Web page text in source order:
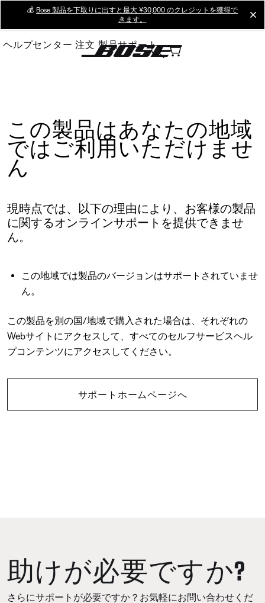
Main
💰 Bose 製品を下取りに出すと最大 ¥30,000 のクレジットを獲得で
きます。
ヘルプセンター 注文 製品サポート
この製品はあなたの地域
ではご利用いただけませ
ん
現時点では、以下の理由により、お客様の製品
に関するオンラインサポートを提供できませ
ん。
この地域では製品のバージョンはサポートされていませ
ん。
この製品を別の国/地域で購入された場合は、それぞれの
Webサイトにアクセスして、すべてのセルフサービスヘル
プコンテンツにアクセスしてください。
サポートホームページへ
助けが必要ですか?
さらにサポートが必要ですか？お気軽にお問い合わせくだ